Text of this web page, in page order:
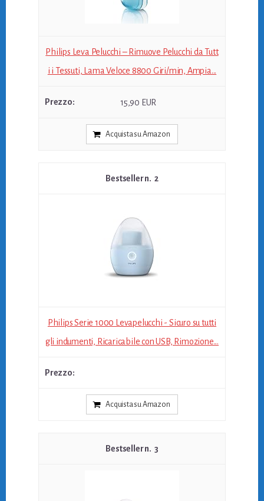
Philips Leva Pelucchi – Rimuove Pelucchi da Tutt
i i Tessuti, Lama Veloce 8800 Giri/min, Ampia...
15,90 EUR
Acquista su Amazon
2
Philips Serie 1000 Levapelucchi - Sicuro su tutti
gli indumenti, Ricaricabile con USB, Rimozione...
Acquista su Amazon
3